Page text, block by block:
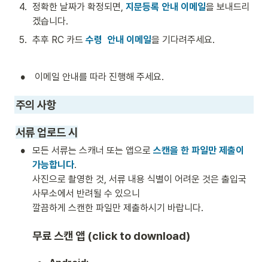
4. 정확한 날짜가 확정되면, 지문등록 안내 이메일을 보내드리
겠습니다.
5. 추후 RC 카드 수령  안내 이메일을 기다려주세요.
• 이메일 안내를 따라 진행해 주세요.
주의 사항
서류 업로드 시
• 모든 서류는 스캐너 또는 앱으로 스캔을 한 파일만 제출이
가능합니다.
사진으로 촬영한 것, 서류 내용 식별이 어려운 것은 출입국
사무소에서 반려될 수 있으니
깔끔하게 스캔한 파일만 제출하시기 바랍니다.
무료 스캔 앱 (click to download)